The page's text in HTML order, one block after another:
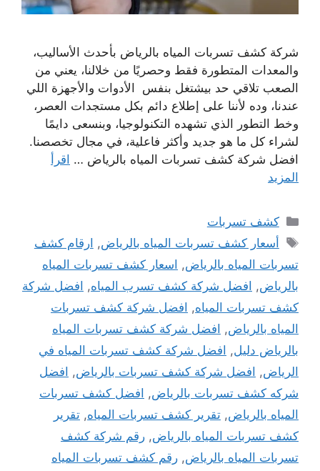
شركة كشف تسربات المياه بالرياض بأحدث الأساليب،
والمعدات المتطورة فقط وحصريًا من خلالنا، يعني من
الصعب تلاقي حد بيشتغل بنفس الأدوات والأجهزة اللي
عندنا، وده لأننا على إطلاع دائم بكل مستجدات العصر،
وخط التطور الذي تشهده التكنولوجيا، وبنسعى دايمًا
لشراء كل ما هو جديد وأكثر فاعلية، في مجال تخصصنا.
افضل شركة كشف تسربات المياه بالرياض … اقرأ
المزيد
التصنيفات
كشف تسربات
الوسوم
أسعار كشف تسربات المياه بالرياض, ارقام كشف
تسربات المياه بالرياض, اسعار كشف تسربات المياه
بالرياض, افضل شركة كشف تسرب المياه, افضل شركة
كشف تسربات المياه, افضل شركة كشف تسربات
المياه بالرياض, افضل شركة كشف تسربات المياه
بالرياض دليل, افضل شركة كشف تسربات المياه في
الرياض, افضل شركة كشف تسربات بالرياض, افضل
شركه كشف تسربات بالرياض, افضل كشف تسربات
المياه بالرياض, تقرير كشف تسربات المياه, تقرير
كشف تسربات المياه بالرياض, رقم شركة كشف
تسربات المياه بالرياض, رقم كشف تسربات المياه